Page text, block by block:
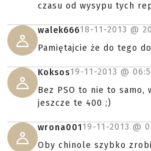
czasu od wysypu tych
walek66618-11-2013 @
Pamiętajcie że do tego
Koksos19-11-2013 @
Bez PSO to nie to samo,
jeszcze te 400 ;)
wrona00119-11-2013 @
Oby chinole szybko